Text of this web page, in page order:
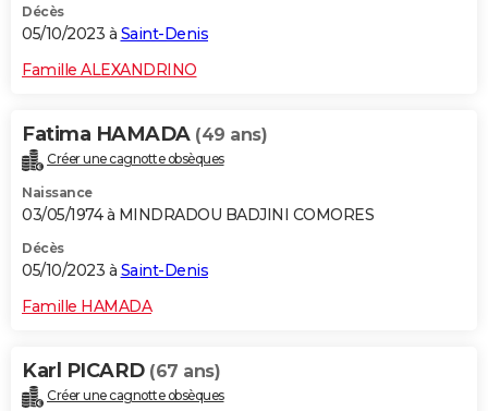
Décès
05/10/2023 à Saint-Denis
Famille ALEXANDRINO
Fatima HAMADA (49 ans)
Créer une cagnotte obsèques
Naissance
03/05/1974 à MINDRADOU BADJINI COMORES
Décès
05/10/2023 à Saint-Denis
Famille HAMADA
Karl PICARD (67 ans)
Créer une cagnotte obsèques